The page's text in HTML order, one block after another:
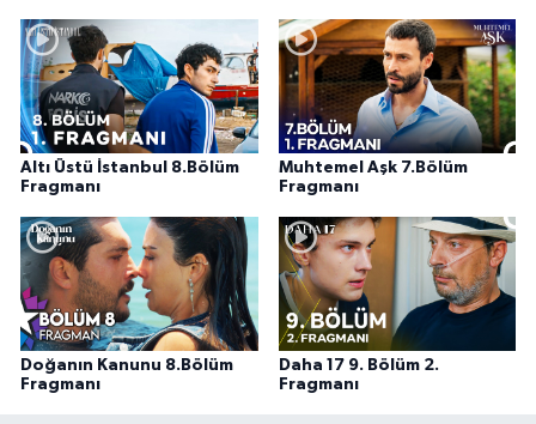
Altı Üstü İstanbul 8.Bölüm
Fragmanı
Muhtemel Aşk 7.Bölüm
Fragmanı
Doğanın Kanunu 8.Bölüm
Fragmanı
Daha 17 9. Bölüm 2.
Fragmanı